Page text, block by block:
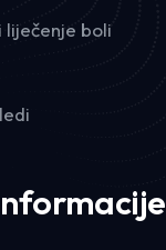
liječenje boli